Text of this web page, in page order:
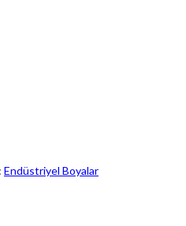
Endüstriyel Boyalar